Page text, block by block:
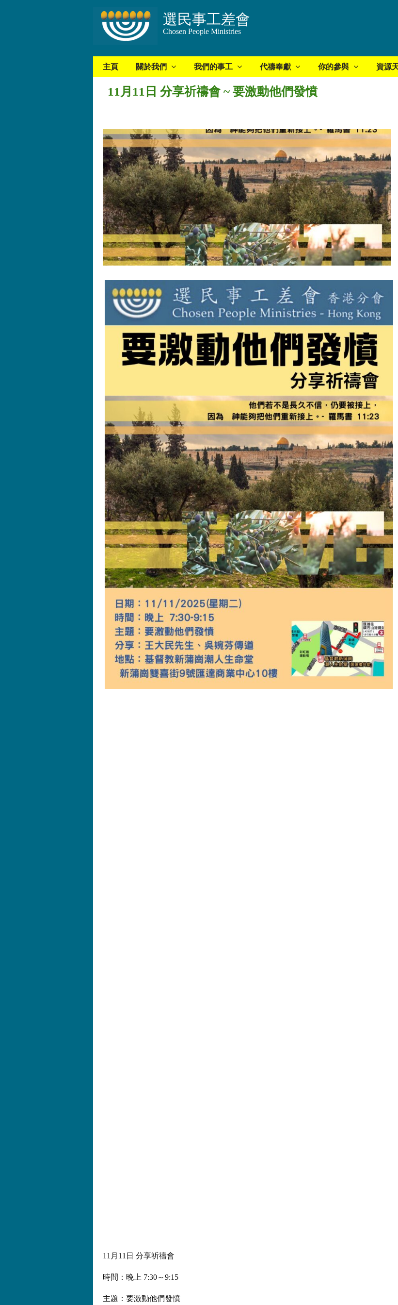
選民事工差會
Chosen People Ministries
主頁 關於我們 我們的事工 代禱奉獻 你的參與 資源
11月11日 分享祈禱會 ~ 要激動他們發憤
11月11日 分享祈禱會
時間：晚上 7:30～9:15
主題：要激動他們發憤